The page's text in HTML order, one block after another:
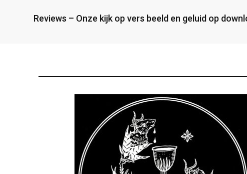
Reviews – Onze kijk op vers beeld en geluid op